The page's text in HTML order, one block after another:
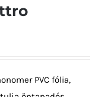
PVC fólia,